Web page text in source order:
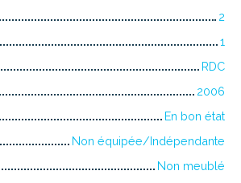
2
1
RDC
2006
En bon état
Non équipée/Indépendante
Non meublé